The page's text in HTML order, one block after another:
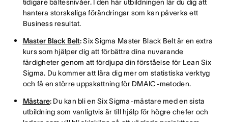
tidigare bältesnivåer. I den här utbildningen lär du dig att
hantera storskaliga förändringar som kan påverka ett
Business resultat.
Master Black Belt:Six Sigma Master Black Belt är en extra
kurs som hjälper dig att förbättra dina nuvarande
färdigheter genom att fördjupa din förståelse för Lean Six
Sigma. Du kommer att lära dig mer om statistiska verktyg
och få en större uppskattning för DMAIC-metoden.
Mästare: Du kan bli en Six Sigma-mästare med en sista
utbildning som vanligtvis är till hjälp för högre chefer och